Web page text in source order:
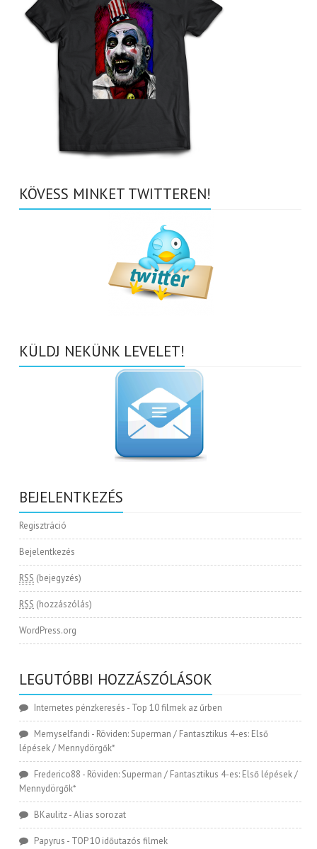
KÖVESS MINKET TWITTEREN!
KÜLDJ NEKÜNK LEVELET!
BEJELENTKEZÉS
Regisztráció
Bejelentkezés
RSS (bejegyzés)
RSS (hozzászólás)
WordPress.org
LEGUTÓBBI HOZZÁSZÓLÁSOK
Internetes pénzkeresés - Top 10 filmek az űrben
Memyselfandi - Röviden: Superman / Fantasztikus 4-es: Első
lépések / Mennydörgők*
Frederico88 - Röviden: Superman / Fantasztikus 4-es: Első lépések /
Mennydörgők*
BKaulitz-Alias sorozat
Papyrus - TOP 10 időutazós filmek